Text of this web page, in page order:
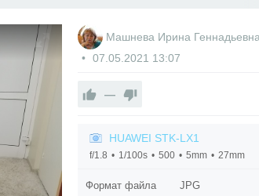
Машнева Ирина
07.05.2021 13:07
—
HUAWEI STK-LX1
f/1.8 1/100s 500 5mm 27mm
Формат файла
JPG